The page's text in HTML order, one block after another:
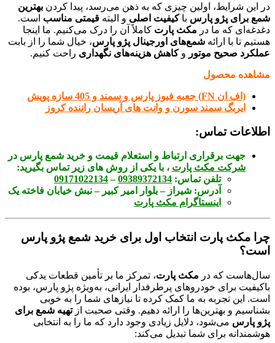
در این شرایط، اولین چیزی که به ذهن می‌رسد، پیدا کردن بهترین
شمع برای پژو پارس باکیفیت اصلی و البته قیمتی مناسب است.
دغدغه‌ای که ما در مکث پارت کاملاً آن را درک می‌کنیم. ما اینجا
هستیم تا با ارائه شمع‌های اورجینال پژو پارس، خیال شما را از بابت
عملکرد صحیح موتور وکاهش هزینه‌های نگهداری راحت کنیم.
مشاهده محصول
(اف ان FN) جعبه فیوز پارس و سمند و 405 سازه پویش
ایربگ سمند سورن و وانت های آریسان راننده کروز
اطلاعات تماس:
جهت برقراری ارتباط و استعلام قیمت و خرید شمع پارس در
شرکت مکث پارت ، با یکی از روش های زیر تماس بگیرید:
تلفن تماس: 09389372134
–
09171022134
آدرس: شیراز – بلوار امیر کبیر – نبش خیابان فاخته یک
اینستاگرام مکث پارت
چرا مکث پارت انتخاب اول برای خرید شمع پژو پارس
است؟
سال‌هاست که در مکث پارت، تمرکز ما بر تأمین قطعات یدکی
باکیفیت برای خودروهای پرطرفدار ایرانی، به‌ویژه پژو پارس، بوده
است. این تجربه به ما کمک کرده تا نیازهای شما را به خوبی
بشناسیم و بهترین‌ها را ارائه دهیم. وقتی صحبت ازتهیه شمع برای
پژو پارس می‌شود، دلایل زیادی وجود دارد که ما را به انتخابی
هوشمندانه برای شما تبدیل می‌کند: